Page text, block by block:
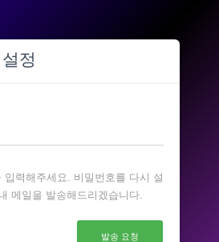
정
입력해주세요. 비밀번호를 다시 설
메일을 발송해드리겠습니다.
발송 요청